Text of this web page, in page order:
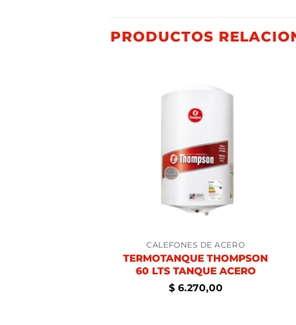
PRODUCTOS
CALEFONES DE ACERO
TERMOTANQUE THOMPSON
60 LTS TANQUE ACERO
$6.270,00